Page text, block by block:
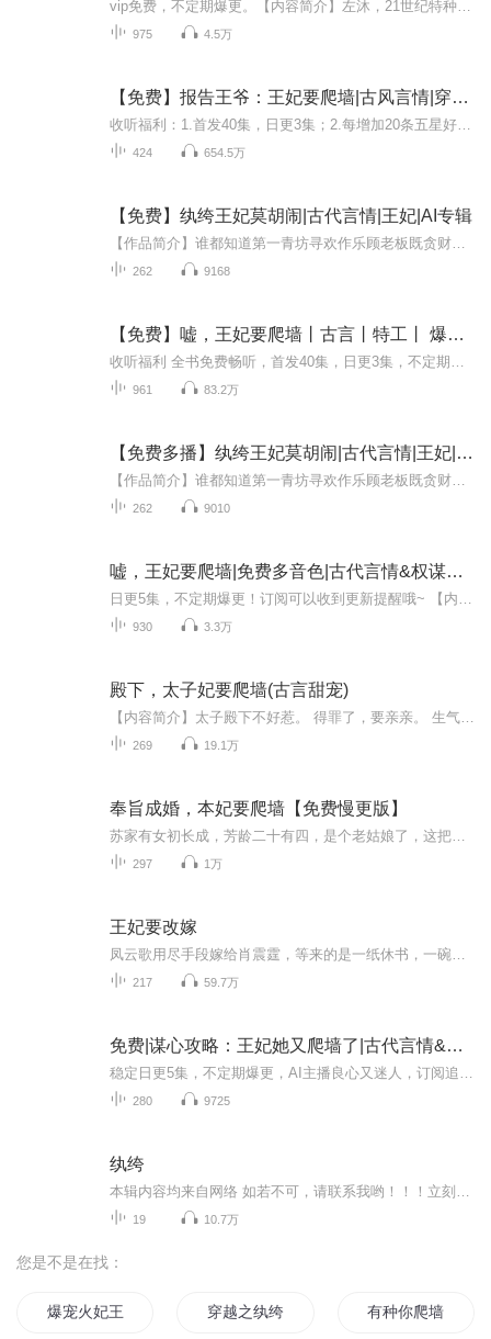
975 4.5万
【免费】报告王爷：王妃要爬墙|古风言情|穿越|爽文|AI多播
424 654.5万
【免费】纨绔王妃莫胡闹|古代言情|王妃|AI专辑
262 9168
【免费】嘘，王妃要爬墙丨古言丨特工丨 爆笑丨逆袭丨宫斗丨AI多播
961 83.2万
【免费多播】纨绔王妃莫胡闹|古代言情|王妃|AI专辑
262 9010
嘘，王妃要爬墙|免费多音色|古代言情&权谋&穿越&替身&宠文
930 3.3万
殿下，太子妃要爬墙(古言甜宠)
269 19.1万
奉旨成婚，本妃要爬墙【免费慢更版】
297 1万
王妃要改嫁
217 59.7万
免费|谋心攻略：王妃她又爬墙了|古代言情&权谋&马甲
280 9725
纨绔
19 10.7万
您是不是在找：
爆宠火妃王妃又爬墙了 穿越之纨绔系统 有种你爬墙